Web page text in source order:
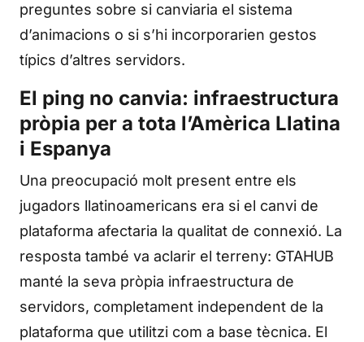
preguntes sobre si canviaria el sistema
d’animacions o si s’hi incorporarien gestos
típics d’altres servidors.
El ping no canvia: infraestructura
pròpia per a tota l’Amèrica Llatina
i Espanya
Una preocupació molt present entre els
jugadors llatinoamericans era si el canvi de
plataforma afectaria la qualitat de connexió. La
resposta també va aclarir el terreny: GTAHUB
manté la seva pròpia infraestructura de
servidors, completament independent de la
plataforma que utilitzi com a base tècnica. El